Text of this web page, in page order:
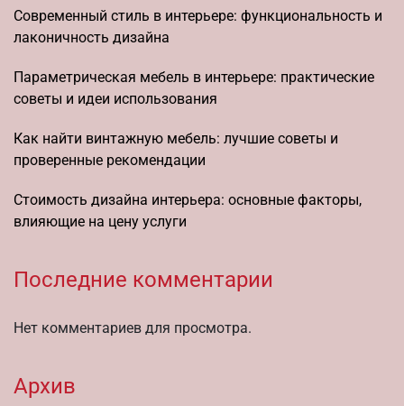
Современный стиль в интерьере: функциональность и
лаконичность дизайна
Параметрическая мебель в интерьере: практические
советы и идеи использования
Как найти винтажную мебель: лучшие советы и
проверенные рекомендации
Стоимость дизайна интерьера: основные факторы,
влияющие на цену услуги
Последние комментарии
Нет комментариев для просмотра.
Архив